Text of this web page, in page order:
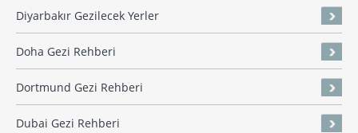
Diyarbakır Gezilecek Yerler
Doha Gezi Rehberi
Dortmund Gezi Rehberi
Dubai Gezi Rehberi